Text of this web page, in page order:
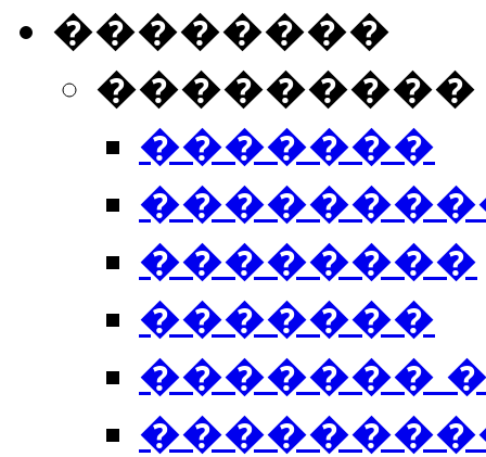
��������
�������
��������
�������
�������